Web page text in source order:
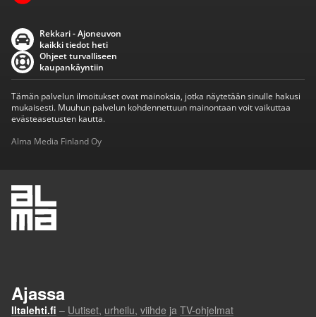
Rekkari - Ajoneuvon
kaikki tiedot heti
Ohjeet turvalliseen
kaupankäyntiin
Tämän palvelun ilmoitukset ovat mainoksia, jotka näytetään sinulle hakusi
mukaisesti. Muuhun palvelun kohdennettuun mainontaan voit vaikuttaa
evästeasetusten kautta.
Alma Media Finland Oy